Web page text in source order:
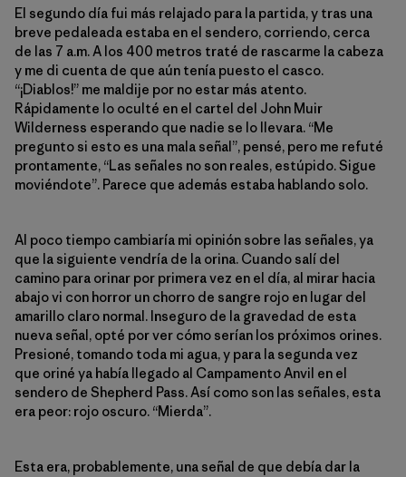
El segundo día fui más relajado para la partida, y tras una
breve pedaleada estaba en el sendero, corriendo, cerca
de las 7 a.m. A los 400 metros traté de rascarme la cabeza
y me di cuenta de que aún tenía puesto el casco.
“¡Diablos!” me maldije por no estar más atento.
Rápidamente lo oculté en el cartel del John Muir
Wilderness esperando que nadie se lo llevara. “Me
pregunto si esto es una mala señal”, pensé, pero me refuté
prontamente, “Las señales no son reales, estúpido. Sigue
moviéndote”. Parece que además estaba hablando solo.
Al poco tiempo cambiaría mi opinión sobre las señales, ya
que la siguiente vendría de la orina. Cuando salí del
camino para orinar por primera vez en el día, al mirar hacia
abajo vi con horror un chorro de sangre rojo en lugar del
amarillo claro normal. Inseguro de la gravedad de esta
nueva señal, opté por ver cómo serían los próximos orines.
Presioné, tomando toda mi agua, y para la segunda vez
que oriné ya había llegado al Campamento Anvil en el
sendero de Shepherd Pass. Así como son las señales, esta
era peor: rojo oscuro. “Mierda”.
Esta era, probablemente, una señal de que debía dar la